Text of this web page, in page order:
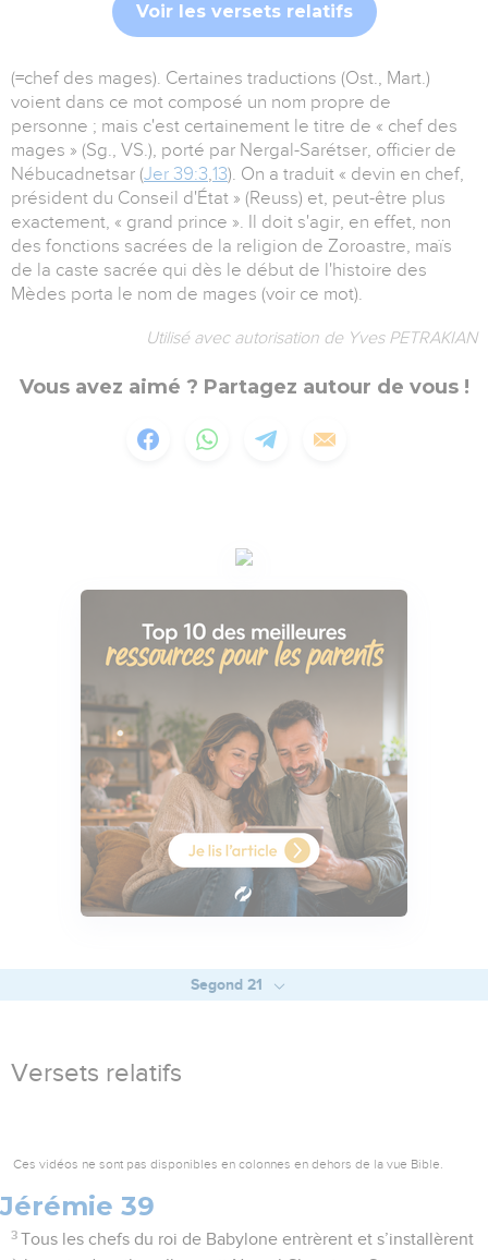
Voir les versets relatifs
(=chef des mages). Certaines traductions (Ost., Mart.)
voient dans ce mot composé un nom propre de
personne ; mais c'est certainement le titre de « chef des
mages » (Sg., VS.), porté par Nergal-Sarétser, officier de
Nébucadnetsar (Jer 39:3,13). On a traduit « devin en chef,
président du Conseil d'État » (Reuss) et, peut-être plus
exactement, « grand prince ». Il doit s'agir, en effet, non
des fonctions sacrées de la religion de Zoroastre, maïs
de la caste sacrée qui dès le début de l'histoire des
Mèdes porta le nom de mages (voir ce mot).
Utilisé avec autorisation de Yves PETRAKIAN
Vous avez aimé ? Partagez autour de vous !
Segond 21
Versets relatifs
Ces vidéos ne sont pas disponibles en colonnes en dehors de la vue Bible.
Jérémie 39
3 Tous les chefs du roi de Babylone entrèrent et s’installèrent